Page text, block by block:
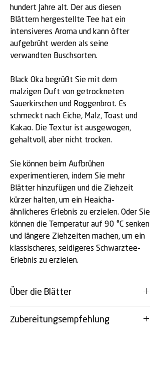
hundert Jahre alt. Der aus diesen
Blättern hergestellte Tee hat ein
intensiveres Aroma und kann öfter
aufgebrüht werden als seine
verwandten Buschsorten.
Black Oka begrüßt Sie mit dem
malzigen Duft von getrockneten
Sauerkirschen und Roggenbrot. Es
schmeckt nach Eiche, Malz, Toast und
Kakao. Die Textur ist ausgewogen,
gehaltvoll, aber nicht trocken.
Sie können beim Aufbrühen
experimentieren, indem Sie mehr
Blätter hinzufügen und die Ziehzeit
kürzer halten, um ein Heaicha-
ähnlicheres Erlebnis zu erzielen. Oder Sie
können die Temperatur auf 90 °C senken
und längere Ziehzeiten machen, um ein
klassischeres, seidigeres Schwarztee-
Erlebnis zu erzielen.
Über die Blätter
Ernte: Frühling 2026
Zubereitungsempfehlung